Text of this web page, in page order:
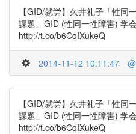
【GID/就労】久井礼子「性同
課題」GID (性同一性障害) 学
http://t.co/b6CqIXukeQ
2014-11-12 10:11:47
【GID/就労】久井礼子「性同
課題」GID (性同一性障害) 学
http://t.co/b6CqIXukeQ